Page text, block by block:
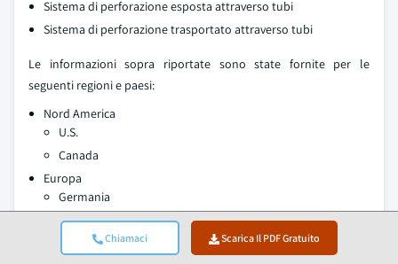
Chiamaci Scarica Il PDF Gratuito
Sistema di perforazione esposta attraverso tubi
Sistema di perforazione trasportato attraverso tubi
Le informazioni sopra riportate sono state fornite per le
seguenti regioni e paesi:
Nord America
U.S.
Canada
Europa
Germania
Turchia
Romania